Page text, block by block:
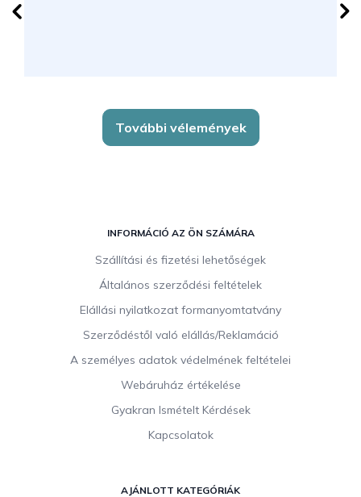
További vélemények
INFORMÁCIÓ AZ ÖN SZÁMÁRA
Szállítási és fizetési lehetőségek
Általános szerződési feltételek
Elállási nyilatkozat formanyomtatvány
Szerződéstől való elállás/Reklamáció
A személyes adatok védelmének feltételei
Webáruház értékelése
Gyakran Ismételt Kérdések
Kapcsolatok
AJÁNLOTT KATEGÓRIÁK